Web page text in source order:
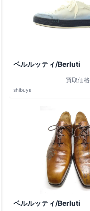
ベルルッティ/Berluti
買取価格
shibuya
ベルルッティ/Berluti